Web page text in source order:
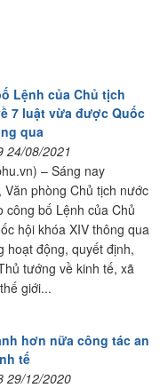
Lệnh của Chủ tịch
7 luật vừa được Quốc
qua
24/08/2021
– Sáng nay
Văn phòng Chủ tịch nước
công bố Lệnh của Chủ
hội khóa XIV thông qua
hoạt động, quyết định,
tướng về kinh tế, xã
giới...
hơn nữa công tác an
tế
29/12/2020